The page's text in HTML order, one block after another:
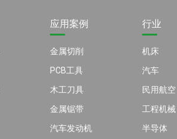
应用案例
金属切削
PCB工具
木工刀具
金属锯带
汽车发动机
行业
机床
汽车
民用航空
工程机械
半导体